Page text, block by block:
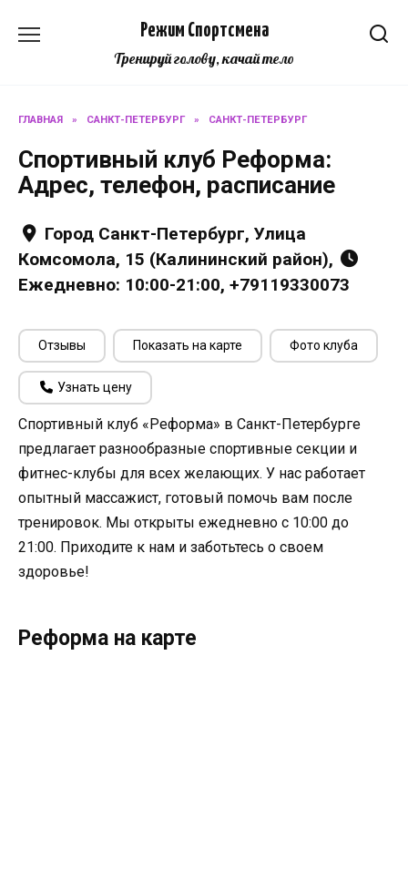
Режим Спортсмена
Тренируй голову, качай тело
ГЛАВНАЯ » САНКТ-ПЕТЕРБУРГ » САНКТ-ПЕТЕРБУРГ
Спортивный клуб Реформа:
Адрес, телефон, расписание
Город Санкт-Петербург, Улица
Комсомола, 15 (Калининский район),
Ежедневно: 10:00-21:00, +79119330073
Отзывы Показать на карте Фото клуба
Узнать цену
Спортивный клуб «Реформа» в Санкт-Петербурге
предлагает разнообразные спортивные секции и
фитнес-клубы для всех желающих. У нас работает
опытный массажист, готовый помочь вам после
тренировок. Мы открыты ежедневно с 10:00 до
21:00. Приходите к нам и заботьтесь о своем
здоровье!
Реформа на карте